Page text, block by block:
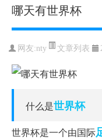
哪天有世界杯
网友:nty 文章列表
什么是世界杯
世界杯是一个由国际